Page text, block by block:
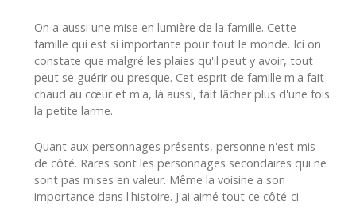
On a aussi une mise en lumière de la famille. Cette
famille qui est si importante pour tout le monde. Ici on
constate que malgré les plaies qu'il peut y avoir, tout
peut se guérir ou presque. Cet esprit de famille m'a fait
chaud au cœur et m'a, là aussi, fait lâcher plus d'une fois
la petite larme.
Quant aux personnages présents, personne n'est mis
de côté. Rares sont les personnages secondaires qui ne
sont pas mises en valeur. Même la voisine a son
importance dans l'histoire. J'ai aimé tout ce côté-ci.